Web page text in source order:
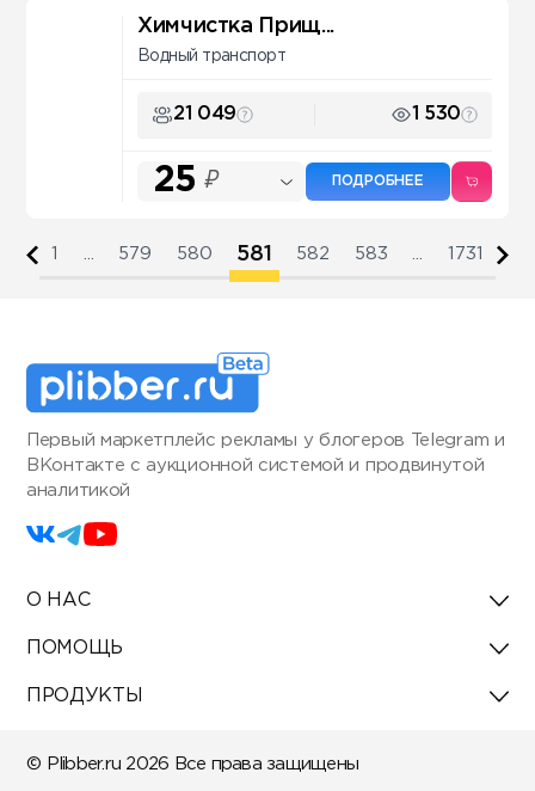
Химчистка Прищ...
Водный транспорт
21 049 1 530
25 ₽ ПОДРОБНЕЕ
579 580 581 582 583 1731
Первый маркетплейс рекламы у блогеров Telegram и
ВКонтакте с аукционной системой и продвинутой
аналитикой
О НАС
ПОМОЩЬ
ПРОДУКТЫ
© Plibber.ru 2026 Все права защищены